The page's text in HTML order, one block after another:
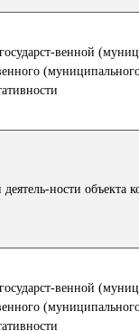
венной
ности объекта
венной